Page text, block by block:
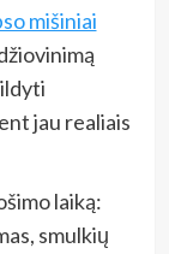
mišiniai
jau realiais
laiką:
smulkių